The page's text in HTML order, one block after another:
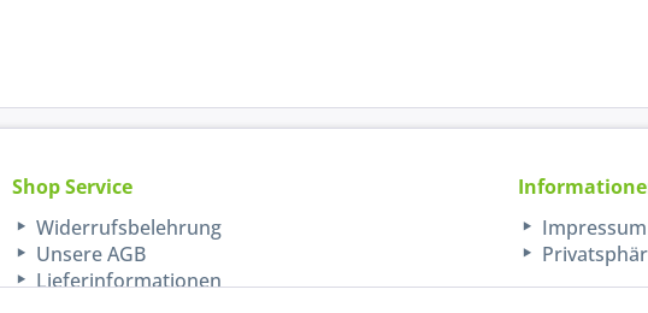
Shop Service
Widerrufsbelehrung
Unsere AGB
Lieferinformationen
Impressum